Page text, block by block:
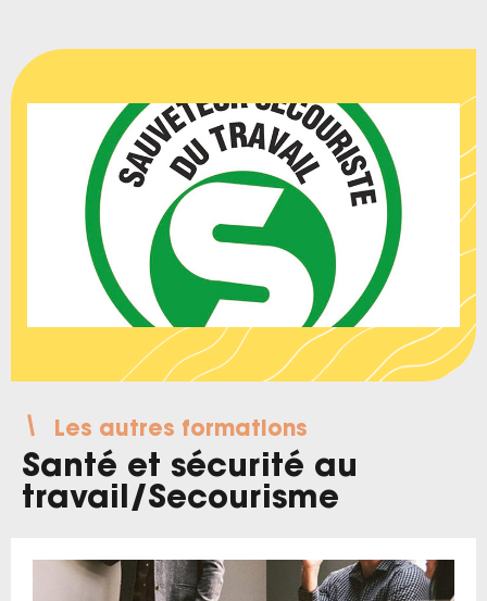
Les autres formations
Santé et sécurité au
travail/Secourisme